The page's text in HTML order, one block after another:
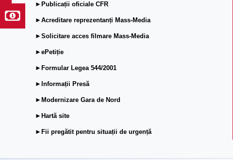
►Publicații oficiale CFR
►Acreditare reprezentanți Mass-Media
►Solicitare acces filmare Mass-Media
►ePetiție
►Formular Legea 544/2001
►Informații Presă
►Modernizare Gara de Nord
►Hartă site
►Fii pregătit pentru situații de urgență